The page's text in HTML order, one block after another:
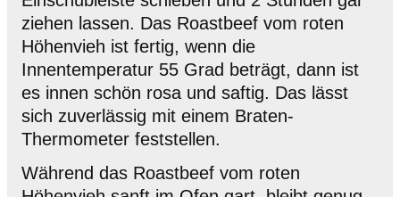
ziehen lassen. Das Roastbeef vom roten
Höhenvieh ist fertig, wenn die
Innentemperatur 55 Grad beträgt, dann ist
es innen schön rosa und saftig. Das lässt
sich zuverlässig mit einem Braten-
Thermometer feststellen.
Während das Roastbeef vom roten